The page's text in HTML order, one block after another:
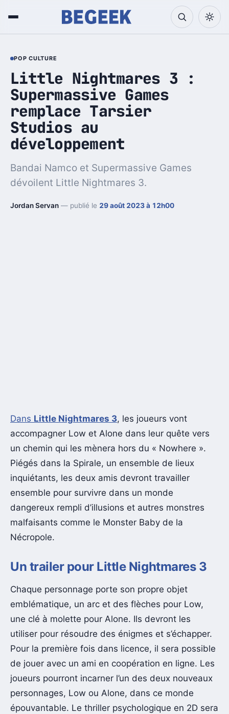
POP CULTURE
Little Nightmares 3 :
Supermassive Games
remplace Tarsier
Studios au
développement
Bandai Namco et Supermassive Games
dévoilent Little Nightmares 3.
Jordan Servan — publié le 29 août 2023 à 12h00
Dans Little Nightmares 3, les joueurs vont
accompagner Low et Alone dans leur quête vers
un chemin qui les mènera hors du « Nowhere ».
Piégés dans la Spirale, un ensemble de lieux
inquiétants, les deux amis devront travailler
ensemble pour survivre dans un monde
dangereux rempli d’illusions et autres monstres
malfaisants comme le Monster Baby de la
Nécropole.
Un trailer pour Little Nightmares 3
Chaque personnage porte son propre objet
emblématique, un arc et des flèches pour Low,
une clé à molette pour Alone. Ils devront les
utiliser pour résoudre des énigmes et s’échapper.
Pour la première fois dans licence, il sera possible
de jouer avec un ami en coopération en ligne. Les
joueurs pourront incarner l’un des deux nouveaux
personnages, Low ou Alone, dans ce monde
épouvantable. Le thriller psychologique en 2D sera